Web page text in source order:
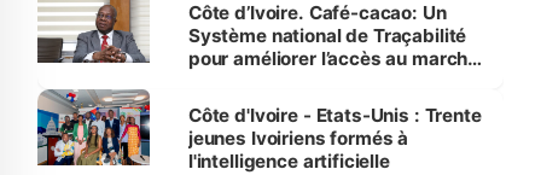
Côte d’Ivoire. Café-cacao: Un
Système national de Traçabilité
pour améliorer l’accès au marché
Côte d'Ivoire - Etats-Unis : Trente
jeunes Ivoiriens formés à
l'intelligence artificielle